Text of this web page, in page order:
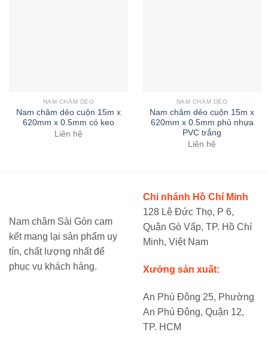
NAM CHÂM DẺO
Nam châm dẻo cuộn 15m x
620mm x 0.5mm có keo
Liên hệ
NAM CHÂM DẺO
Nam châm dẻo cuộn 15m x
620mm x 0.5mm phủ nhựa
PVC trắng
Liên hệ
Nam châm Sài Gòn cam
kết mang lại sản phẩm uy
tín, chất lượng nhất để
phục vụ khách hàng.
Chi nhánh Hồ Chí Minh
128 Lê Đức Thọ, P 6,
Quận Gò Vấp, TP. Hồ Chí
Minh, Việt Nam
Xưởng sản xuất:
An Phú Đông 25, Phường
An Phú Đông, Quận 12,
TP. HCM